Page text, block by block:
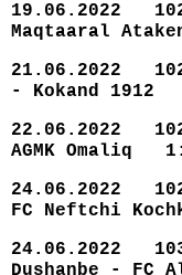
19.06.2022
Maqtaaral
21.06.2022
- Kokand
22.06.2022
AGMK
24.06.2022
FC Neftchi
24.06.2022
Dushanbe -